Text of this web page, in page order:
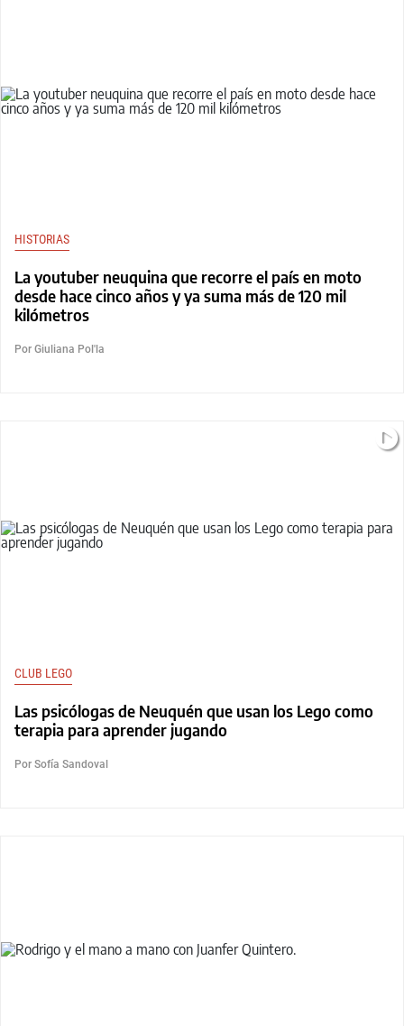
HISTORIAS
La youtuber neuquina que recorre el país en moto
desde hace cinco años y ya suma más de 120 mil
kilómetros
Por Giuliana Pol'la
CLUB LEGO
Las psicólogas de Neuquén que usan los Lego como
terapia para aprender jugando
Por Sofía Sandoval